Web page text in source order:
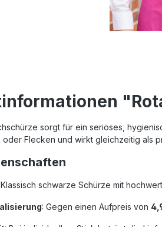
sorgt für ein seriöses,
oder Flecken und wirkt gleichzeitig als
Klassisch schwarze Schürze mit
: Gegen einen Aufpreis von